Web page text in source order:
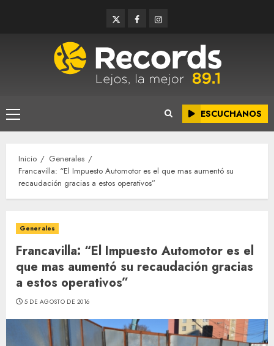
TwitterFacebookInstagram
Menú
principal
ESCUCHANOS
Inicio
Generales
Francavilla: “El Impuesto Automotor es el que mas aumentó su
recaudación gracias a estos operativos”
Generales
Francavilla: “El Impuesto Automotor es el
que mas aumentó su recaudación gracias
a estos operativos”
5 DE AGOSTO DE 2016